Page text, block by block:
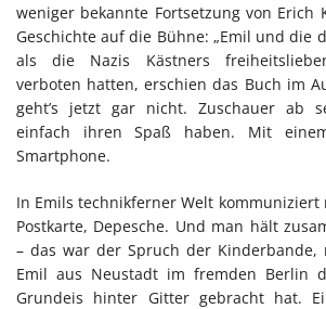
weniger bekannte Fortsetzung von Erich
Geschichte auf die Bühne: „Emil und die
als die Nazis Kästners
verboten hatten, erschien das Buch im
geht’s jetzt gar nicht. Zuschauer ab
einfach ihren Spaß haben. Mit
Smartphone.
In Emils technikferner Welt kommuniziert
Postkarte, Depesche. Und man hält
– das war der Spruch der
Emil aus Neustadt im fremden Berlin
Grundeis hinter Gitter gebracht hat.